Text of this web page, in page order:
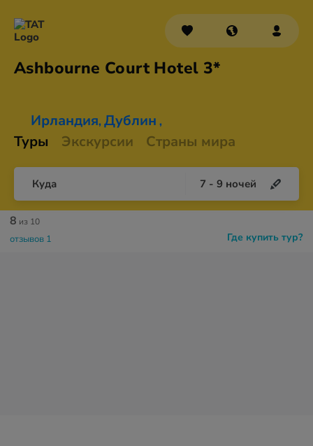
Ashbourne CourtHotel 3*
Ирландия, Дублин ,
Туры Экскурсии Страны мира
Куда 7 - 9 ночей
Где купить тур?
8 из 10
отзывов 1